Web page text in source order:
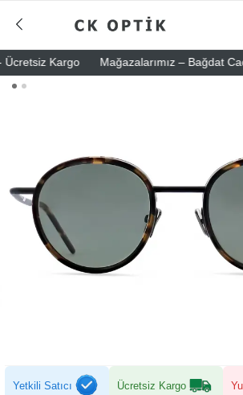
Kargo Mağazalarımız – Bağdat
Yetkili Satıcı Ücretsiz Kargo